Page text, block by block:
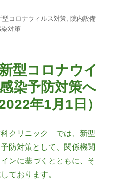
型コロナウィルス対策, 院内設備
染対策
型コロナウイ
染予防対策へ
年1月1日）
クリニック では、新型
防対策として、関係機関
ンに基づくとともに、そ
ております。